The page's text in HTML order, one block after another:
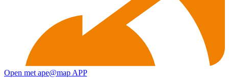
Open met ape@map APP